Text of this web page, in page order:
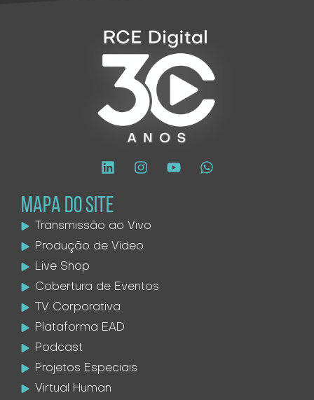
MAPA DO SITE
Transmissão ao Vivo
Produção de Vídeo
Live Shop
Cobertura de Eventos
TV Corporativa
Plataforma EAD
Podcast
Projetos Especiais
Virtual Human